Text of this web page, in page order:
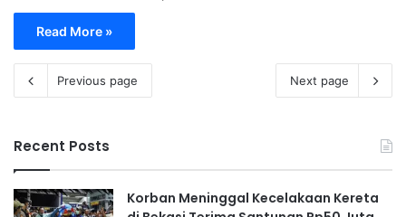
Read More »
Previous page Next page
Recent Posts
Korban Meninggal Kecelakaan Kereta